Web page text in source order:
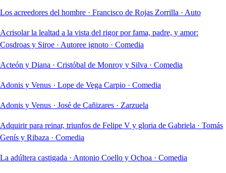
Los acreedores del hombre · Francisco de Rojas Zorrilla · Auto
Acrisolar la lealtad a la vista del rigor por fama, padre, y amor:
Cosdroas y Siroe · Autoree ignoto · Comedia
Acteón y Diana · Cristóbal de Monroy y Silva · Comedia
Adonis y Venus · Lope de Vega Carpio · Comedia
Adonis y Venus · José de Cañizares · Zarzuela
Adquirir para reinar, triunfos de Felipe V y gloria de Gabriela · Tomás
Genís y Ribaza · Comedia
La adúltera castigada · Antonio Coello y Ochoa · Comedia